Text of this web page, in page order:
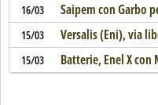
16/03 Saipem con Garbo
15/03 Versalis (Eni), via
15/03 Batterie, Enel X